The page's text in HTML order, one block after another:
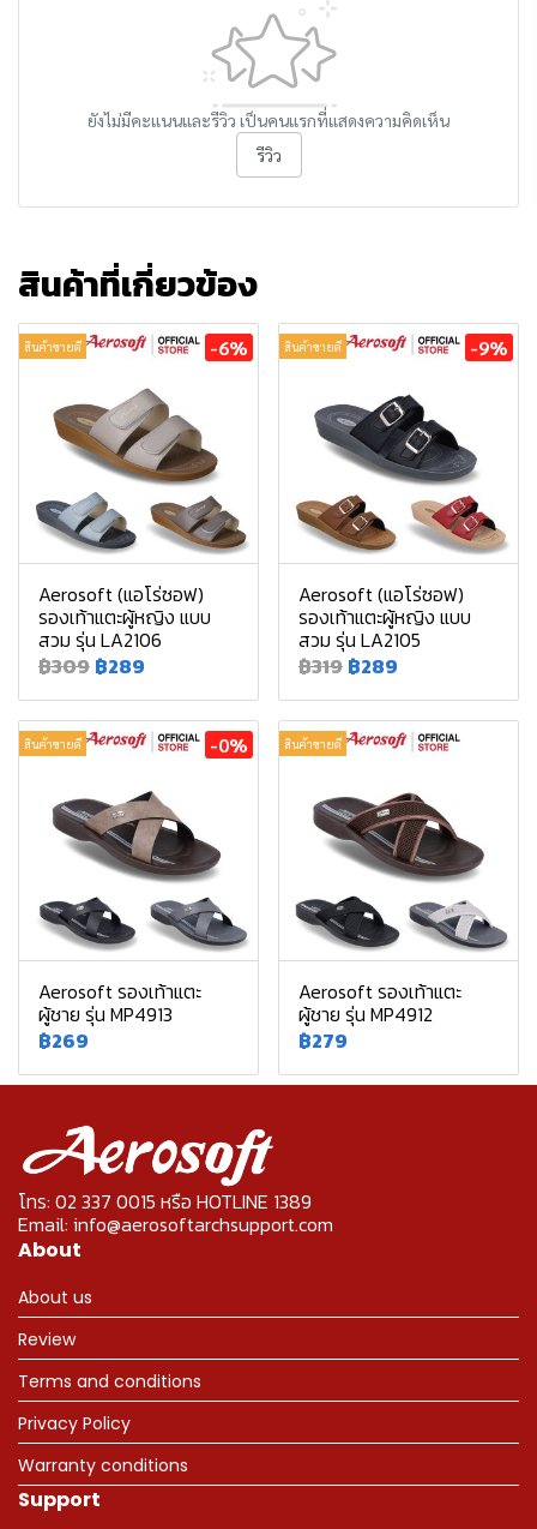
ยังไม่มีคะแนนและรีวิว เป็นคนแรกที่แสดงความคิดเห็น
รีวิว
สินค้าที่เกี่ยวข้อง
สินค้าขายดี -6%
Aerosoft (แอโร่ซอฟ)
รองเท้าแตะผู้หญิง แบบ
สวม รุ่น LA2106
฿309 ฿289
สินค้าขายดี -9%
Aerosoft (แอโร่ซอฟ)
รองเท้าแตะผู้หญิง แบบ
สวม รุ่น LA2105
฿319 ฿289
สินค้าขายดี -0%
Aerosoft รองเท้าแตะ
ผู้ชาย รุ่น MP4913
฿269
สินค้าขายดี
Aerosoft รองเท้าแตะ
ผู้ชาย รุ่น MP4912
฿279
โทร: 02 337 0015 หรือ HOTLINE 1389
Email: info@aerosoftarchsupport.com
About
About us
Review
Terms and conditions
Privacy Policy
Warranty conditions
Support